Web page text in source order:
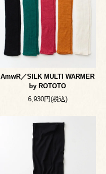
AmwR／SILK MULTI WARMER
by ROTOTO
6,930円(税込)